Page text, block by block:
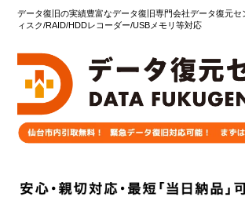
データ復旧の実績豊富なデータ復旧専門会社データ復元
ィスク/RAID/HDDレコーダー/USBメモリ等対応